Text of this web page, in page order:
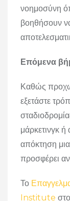
νοημοσύνη
βοηθήσουν
Επόμενα
Καθώς
εξετάστε
μάρκετινγκ
απόκτηση
προσφέρει
Το
Institute